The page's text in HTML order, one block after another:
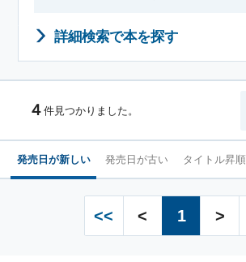
詳細検索で本を探す
４ 件見つかりました。
発売日が新しい 発売日が古い タイトル昇順
<< < 1 >